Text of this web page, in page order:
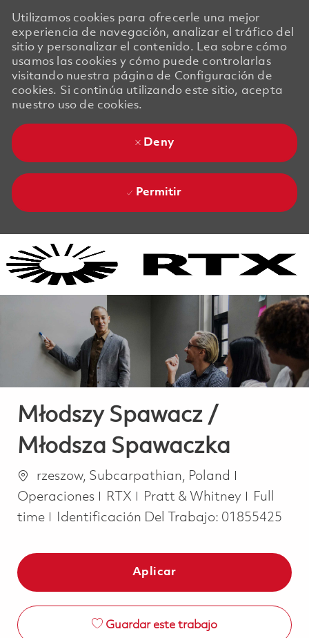
Utilizamos cookies para ofrecerle una mejor
experiencia de navegación, analizar el tráfico del
sitio y personalizar el contenido. Lea sobre cómo
usamos las cookies y cómo puede controlarlas
visitando nuestra página de Configuración de
cookies. Si continúa utilizando este sitio, acepta
nuestro uso de cookies.
Deny
Permitir
Młodszy Spawacz /
Młodsza Spawaczka
Ubicación
rzeszow, Subcarpathian, Poland
Operaciones
RTX Pratt & Whitney Job Type
Full
time
Identificación Del Trabajo: 01855425
Aplicar
Guardar este trabajo